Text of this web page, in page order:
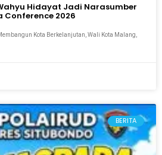
Hidayat Jadi Narasumber
Conference 2026
Kota Berkelanjutan, Wali Kota Malang,
BERITA